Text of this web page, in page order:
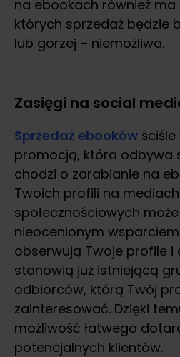
na ebookach również
których sprzedaż będzie
lub gorzej – niemożliwa.
Zasięgi na social
Sprzedaż ebooków ściśle
promocją, która odbywa
chodzi o zarabianie na
Twoich profili na mediach
społecznościowych
nieocenionym
obserwują Twoje profile i
stanowią już istniejącą
odbiorców, którą Twój
zainteresować. Dzięki
możliwość łatwego
potencjalnych klientów.